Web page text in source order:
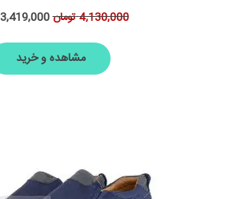
4,130,000تومان3,419,000
مشاهده و خرید